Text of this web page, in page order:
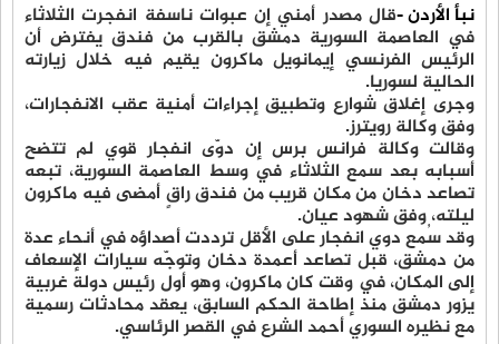
نبأ الأردن -قال مصدر أمني إن عبوات ناسفة انفجرت الثلاثاء
في العاصمة السورية دمشق بالقرب من فندق يفترض أن
الرئيس الفرنسي إيمانويل ماكرون يقيم فيه خلال زيارته
الحالية لسوريا.
وجرى إغلاق شوارع وتطبيق إجراءات أمنية عقب الانفجارات،
وفق وكالة رويترز.
وقالت وكالة فرانس برس إن دوّى انفجار قوي لم تتضح
أسبابه بعد سمع الثلاثاء في وسط العاصمة السورية، تبعه
تصاعد دخان من مكان قريب من فندق راقٍ أمضى فيه ماكرون
ليلته، وفق شهود عيان.
وقد سُمع دوي انفجار على الأقل ترددت أصداؤه في أنحاء عدة
من دمشق، قبل تصاعد أعمدة دخان وتوجّه سيارات الإسعاف
إلى المكان، في وقت كان ماكرون، وهو أول رئيس دولة غربية
يزور دمشق منذ إطاحة الحكم السابق، يعقد محادثات رسمية
مع نظيره السوري أحمد الشرع في القصر الرئاسي.